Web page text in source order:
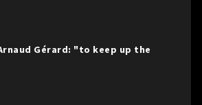
Gérard: "to keep up the